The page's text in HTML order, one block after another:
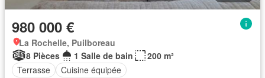
980 000 €
La Rochelle, Puilboreau
8 Pièces
1 Salle de bain
200 m²
Terrasse
Cuisine équipée